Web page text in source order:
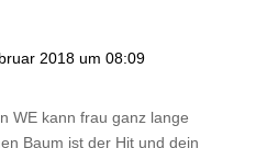
2018 um 08:09
WE kann frau ganz lange
Baum ist der Hit und dein